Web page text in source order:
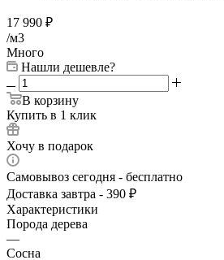
17 990 ₽
/м3
Много
Нашли дешевле?
В корзину
Купить в 1 клик
Хочу в подарок
Самовывоз сегодня - бесплатно
Доставка завтра - 390 ₽
Характеристики
Порода дерева
—
Сосна